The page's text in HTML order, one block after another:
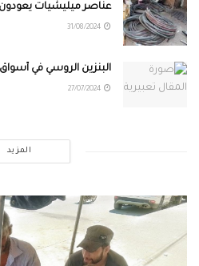
عناصر ميليشيات يعودون
البنزين الروسي في
المزيد